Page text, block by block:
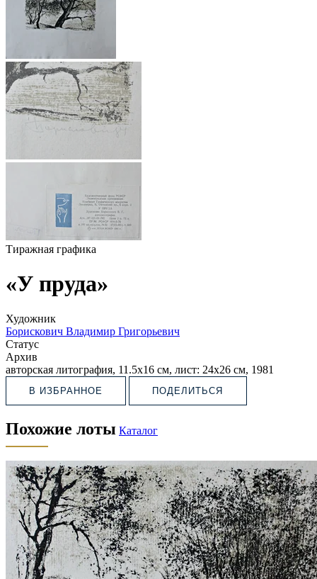
Тиражная графика
«У пруда»
Художник
Борискович Владимир Григорьевич
Статус
Архив
авторская литография, 11.5х16 см, лист: 24х26 см, 1981
В ИЗБРАННОЕ ПОДЕЛИТЬСЯ
Похожие лоты Каталог